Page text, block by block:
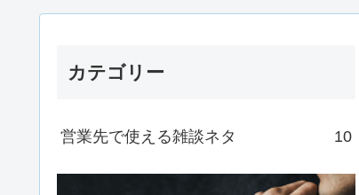
カテゴリー
営業先で使える雑談ネタ 10